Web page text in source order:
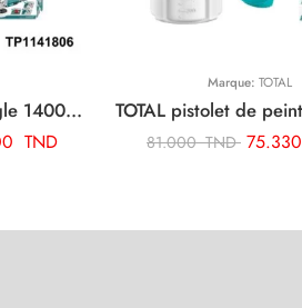
TOTAL polisseuse d’angle 1400w TP1141806
TND
Marque: TOTAL
81.000TND 75.330